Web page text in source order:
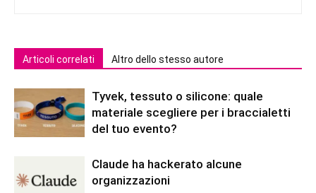
Articoli correlati Altro dello stesso autore
Tyvek, tessuto o silicone: quale
materiale scegliere per i braccialetti
del tuo evento?
Claude ha hackerato alcune
organizzazioni